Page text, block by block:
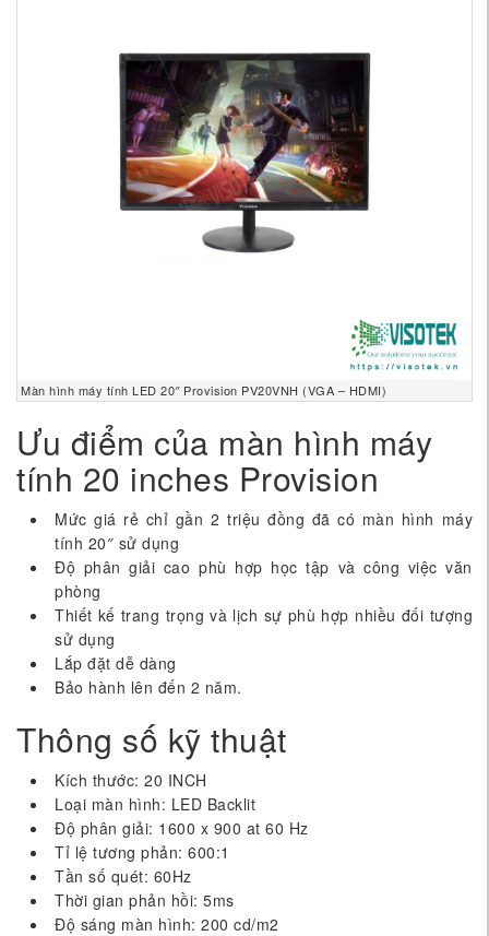
Màn hình máy tính LED 20″ Provision PV20VNH (VGA – HDMI)
Ưu điểm của màn hình máy
tính 20 inches Provision
Mức giá rẻ chỉ gần 2 triệu đồng đã có màn hình máy
tính 20″ sử dụng
Độ phân giải cao phù hợp học tập và công việc văn
phòng
Thiết kế trang trọng và lịch sự phù hợp nhiều đối tượng
sử dụng
Lắp đặt dễ dàng
Bảo hành lên đến 2 năm.
Thông số kỹ thuật
Kích thước: 20 INCH
Loại màn hình: LED Backlit
Độ phân giải: 1600 x 900 at 60 Hz
Tỉ lệ tương phản: 600:1
Tần số quét: 60Hz
Thời gian phản hồi: 5ms
Độ sáng màn hình: 200 cd/m2